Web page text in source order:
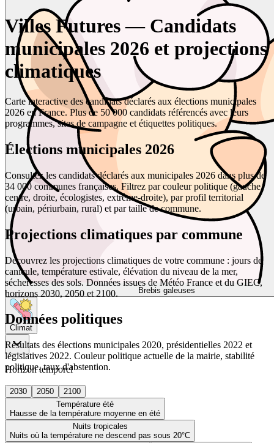
Brebis galeuses
Climat
Horizon temporel
2030 2050
2100
Température été
Hausse de la température moyenne en été
Nuits tropicales
Nuits où la température ne descend pas sous 20°C
Villes Futures — Candidats
municipales 2026 et projections
climatiques
Carte interactive des candidats déclarés aux élections municipales
2026 en France. Plus de 50 000 candidats référencés avec leurs
programmes, sites de campagne et étiquettes politiques.
Élections municipales 2026
Consultez les candidats déclarés aux municipales 2026 dans plus de
34 000 communes françaises. Filtrez par couleur politique (gauche,
centre, droite, écologistes, extrême-droite), par profil territorial
(urbain, périurbain, rural) et par taille de commune.
Projections climatiques par commune
Découvrez les projections climatiques de votre commune : jours de
canicule, température estivale, élévation du niveau de la mer,
sécheresses des sols. Données issues de Météo France et du GIEC,
horizons 2030, 2050 et 2100.
Données politiques
Résultats des élections municipales 2020, présidentielles 2022 et
législatives 2022. Couleur politique actuelle de la mairie, stabilité
politique, taux d'abstention.